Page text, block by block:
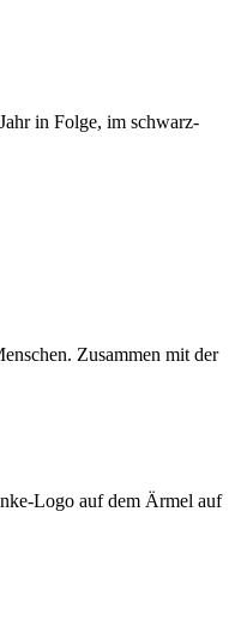
in Folge, im schwarz-
Zusammen mit der
Logo auf dem Ärmel auf